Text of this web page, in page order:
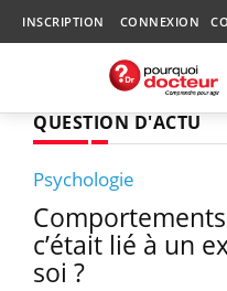
INSCRIPTION CONNEXION
QUESTION D'ACTU
Psychologie
c’était lié à un
soi ?